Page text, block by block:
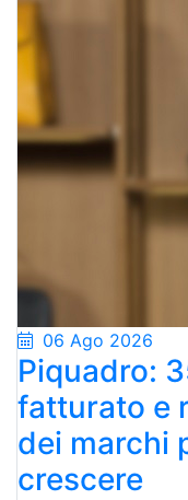
06 Ago 2026
Piquadro:
fatturato e
dei marchi
crescere